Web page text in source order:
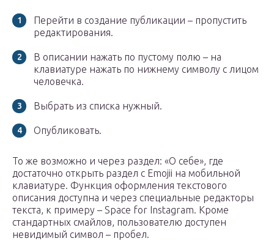
Перейти в создание публикации – пропустить
редактирования.
В описании нажать по пустому полю – на
клавиатуре нажать по нижнему символу с лицом
человечка.
Выбрать из списка нужный.
Опубликовать.
То же возможно и через раздел: «О себе», где
достаточно открыть раздел с Emojii на мобильной
клавиатуре. Функция оформления текстового
описания доступна и через специальные редакторы
текста, к примеру – Space for Instagram. Кроме
стандартных смайлов, пользователю доступен
невидимый символ – пробел.